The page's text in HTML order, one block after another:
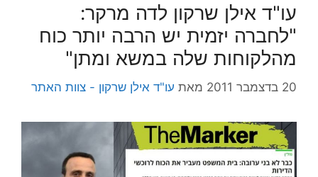
עו"ד אילן שרקון לדה מרקר:
"לחברה יזמית יש הרבה יותר כוח
מהלקוחות שלה במשא ומתן"
20 בדצמבר 2011 מאת עו"ד אילן שרקון - צוות האתר